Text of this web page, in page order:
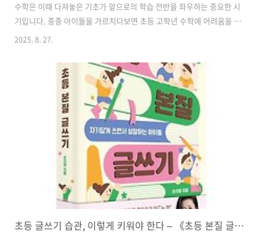
수학은 이때 다져놓은 기초가 앞으로의 학습 전반을 좌우하는 중요한 시
기입니다. 종종 아이들을 가르치다보면 초등 고학년 수학에 어려움을 겪
고 있거나, ‘중학교에 가서 잘하면 되지’라고 안일하게 생각하는 아이들
겪게 됩니다.1. 왜 초등수학이 중요한가?많은 학부모님들은 초등학교 저
학년 시기의 수학을 단순히 ‘계산 훈련’으로 생각합니다. 그러나 초등학
교 4~6학년, 즉 고학년 단계부터는 상황이 달라집니다. 이 시기부터는 단
순 사칙연산을 넘어 분수, 소수, 비와 비율, 기초 방정식, 도형의 성질 등
중학교 수학의 초석이 되는 개념들이 본격적으로 등장합니다.만약 이때
2025. 8. 27.
초등 글쓰기 습관, 이렇게 키워야 한다 – 《초등 본질 글쓰기》 리뷰와 학부모 실천 가이드